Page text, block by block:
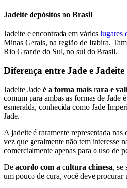
Jadeite depósitos no Brasil
Jadeite é encontrada em vários lugares
Minas Gerais, na região de Itabira.
Rio Grande do Sul, no sul do Brasil.
Diferença entre Jade e Jadeite
Jadeite Jade é a forma mais rara e
comum para ambas as formas de Jade
esmeralda, conhecida como Jade
Jade.
A jadeite é raramente representada nas
vez que geralmente não tem interesse
comercialmente apenas para o uso de
De acordo com a cultura chinesa, se
um pouco de cura, você deve procurar